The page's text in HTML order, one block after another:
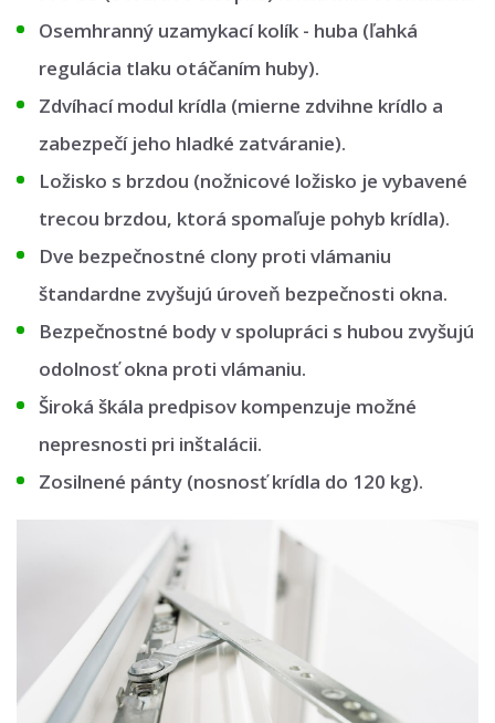
Osemhranný uzamykací kolík - huba (ľahká
regulácia tlaku otáčaním huby).
Zdvíhací modul krídla (mierne zdvihne krídlo a
zabezpečí jeho hladké zatváranie).
Ložisko s brzdou (nožnicové ložisko je vybavené
trecou brzdou, ktorá spomaľuje pohyb krídla).
Dve bezpečnostné clony proti vlámaniu
štandardne zvyšujú úroveň bezpečnosti okna.
Bezpečnostné body v spolupráci s hubou zvyšujú
odolnosť okna proti vlámaniu.
Široká škála predpisov kompenzuje možné
nepresnosti pri inštalácii.
Zosilnené pánty (nosnosť krídla do 120 kg).